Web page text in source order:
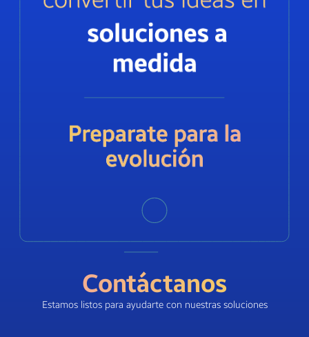
Contáctanos
Estamos listos para ayudarte con nuestras soluciones